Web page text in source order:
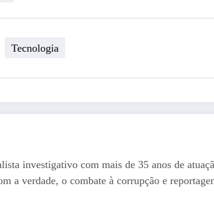
Tecnologia
investigativo com mais de 35 anos de
a verdade, o combate à corrupção e